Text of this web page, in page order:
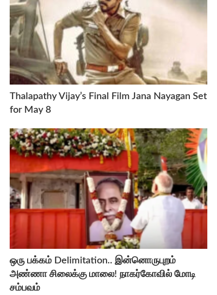
Thalapathy Vijay’s Final Film Jana Nayagan Set
for May 8
ஒரு பக்கம் Delimitation.. இன்னொருபுறம்
அண்ணா சிலைக்கு மாலை! நாகர்கோவில் மோடி
சம்பவம்